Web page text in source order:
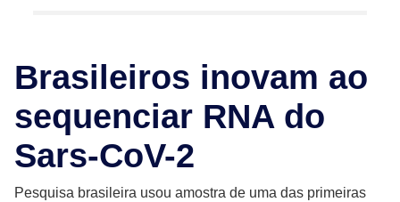
Brasileiros inovam ao
sequenciar RNA do
Sars-CoV-2
Pesquisa brasileira usou amostra de uma das primeiras